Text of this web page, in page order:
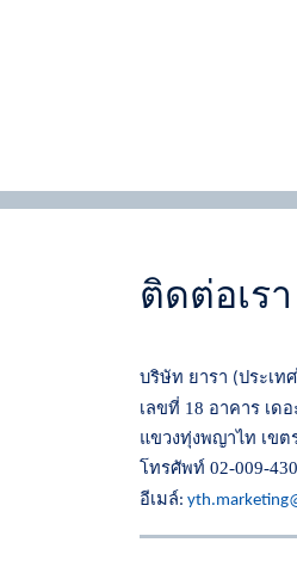
ติดต่อเรา
บริษัท ยารา (ประเท
เลขที่ 18 อาคาร เ
แขวงทุ่งพญาไท เขต
โทรศัพท์ 02-009-
อีเมล์: